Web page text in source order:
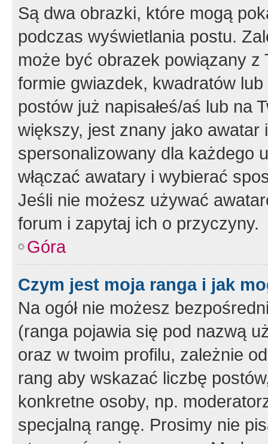
Są dwa obrazki, które mogą
podczas wyświetlania postu.
może być obrazek powiązany z
formie gwiazdek, kwadratów
postów już napisałeś/aś lub na
większy, jest znany jako
spersonalizowany dla każdego
włączać awatary i wybierać
Jeśli nie możesz używać
forum i zapytaj ich o przyczyny.
Góra
Czym jest moja ranga i jak
Na ogół nie możesz
(ranga pojawia się pod nazwą
oraz w twoim profilu, zależnie
rang aby wskazać liczbę
konkretne osoby, np.
specjalną rangę. Prosimy nie